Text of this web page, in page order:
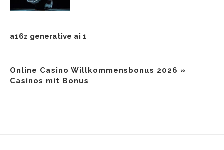
a16z generative ai 1
Online Casino Willkommensbonus 2026 »
Casinos mit Bonus